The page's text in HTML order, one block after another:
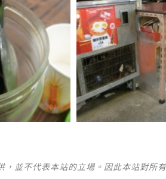
，並不代表本站的立場。因此本站對所